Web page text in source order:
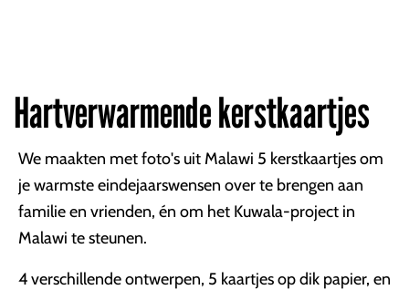
Hartverwarmende kerstkaartjes
We maakten met foto's uit Malawi 5 kerstkaartjes om
je warmste eindejaarswensen over te brengen aan
familie en vrienden, én om het Kuwala-project in
Malawi te steunen.
4 verschillende ontwerpen, 5 kaartjes op dik papier, en